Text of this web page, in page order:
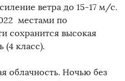
ветра до 15-17 м/с.
местами по
сохранится высокая
(4 класс).
облачность. Ночью без